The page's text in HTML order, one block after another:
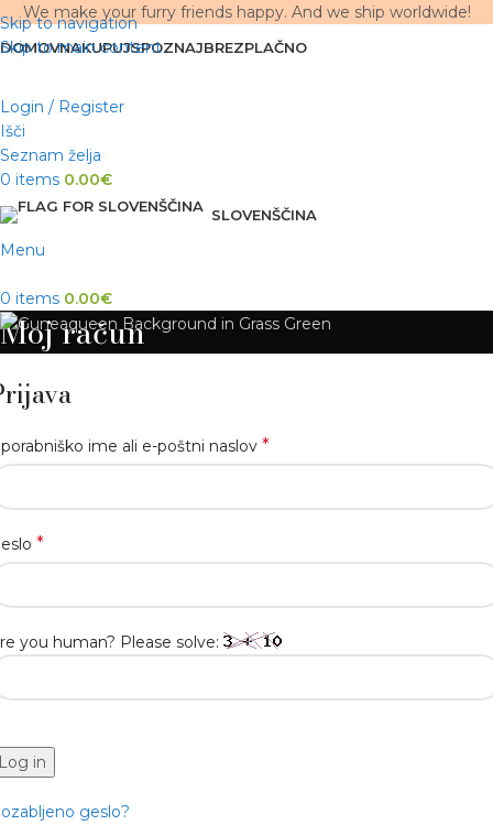
Skip to navigation
Skip to main content
We make your furry friends happy. And we ship worldwide!
DOMOVNAKUPUJSPOZNAJBREZPLAČNO
Login / Register
Išči
Seznam želja
0 items 0.00€
SLOVENŠČINA
Menu
0 items 0.00€
Moj račun
ime ali e-poštni naslov *
*
you human? Please solve:
in
geslo?